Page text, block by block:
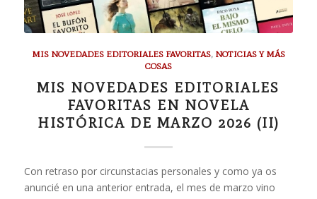
MIS NOVEDADES EDITORIALES FAVORITAS, NOTICIAS Y MÁS
COSAS
MIS NOVEDADES EDITORIALES
FAVORITAS EN NOVELA
HISTÓRICA DE MARZO 2026 (II)
Con retraso por circunstacias personales y como ya os
anuncié en una anterior entrada, el mes de marzo vino